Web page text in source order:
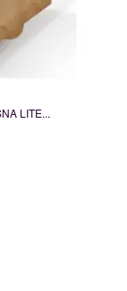
LITE...